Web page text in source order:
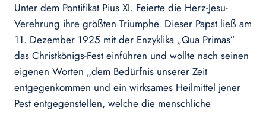
Unter dem Pontifikat Pius XI. Feierte die Herz-Jesu-
Verehrung ihre größten Triumphe. Dieser Papst ließ am
11. Dezember 1925 mit der Enzyklika „Qua Primas“
das Christkönigs-Fest einführen und wollte nach seinen
eigenen Worten „dem Bedürfnis unserer Zeit
entgegenkommen und ein wirksames Heilmittel jener
Pest entgegenstellen, welche die menschliche